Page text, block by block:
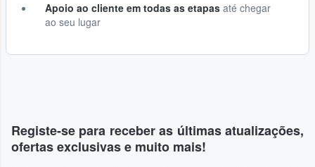
Apoio ao cliente em todas as etapas até chegar
ao seu lugar
Registe-se para receber as últimas atualizações,
ofertas exclusivas e muito mais!